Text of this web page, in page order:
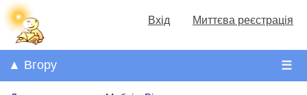
Вхід Миттєва реєстрація
☰
▲ Вгору